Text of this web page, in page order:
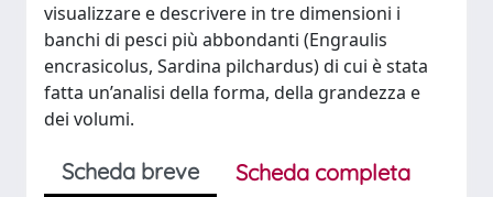
visualizzare e descrivere in tre dimensioni i
banchi di pesci più abbondanti (Engraulis
encrasicolus, Sardina pilchardus) di cui è stata
fatta un’analisi della forma, della grandezza e
dei volumi.
Scheda breve
Scheda completa